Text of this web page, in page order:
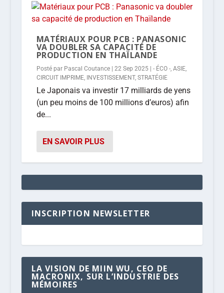
MATÉRIAUX POUR PCB : PANASONIC
VA DOUBLER SA CAPACITÉ DE
PRODUCTION EN THAÏLANDE
Posté par Pascal Coutance| 22 Sep 2025| - ÉCO -, ASIE,
CIRCUIT IMPRIME, INVESTISSEMENT, STRATÉGIE
Le Japonais va investir 17 milliards de yens
(un peu moins de 100 millions d’euros) afin
de...
EN SAVOIR PLUS
INSCRIPTION NEWSLETTER
LA VISION DE MIIN WU, CEO DE
MACRONIX, SUR L’INDUSTRIE DES
MÉMOIRES